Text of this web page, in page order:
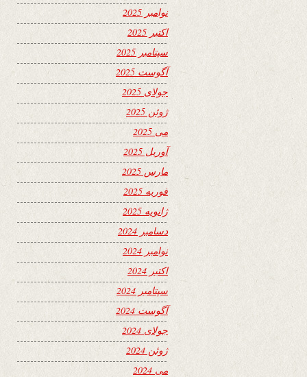
نوامبر 2025
اکتبر 2025
سپتامبر 2025
آگوست 2025
جولای 2025
ژوئن 2025
می 2025
آوریل 2025
مارس 2025
فوریه 2025
ژانویه 2025
دسامبر 2024
نوامبر 2024
اکتبر 2024
سپتامبر 2024
آگوست 2024
جولای 2024
ژوئن 2024
می 2024